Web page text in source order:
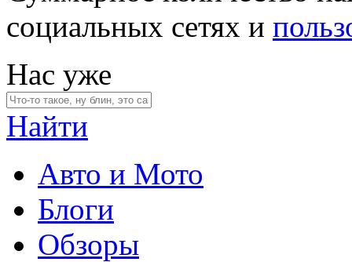
социальных сетях и
Нас уже
Найти
Авто и Мото
Блоги
Обзоры